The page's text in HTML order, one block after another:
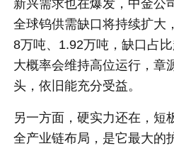
新兴需求也在爆发，中金公
全球钨供需缺口将持续扩大
8万吨、1.92万吨，缺口占
大概率会维持高位运行，章
头，依旧能充分受益。
另一方面，硬实力还在，短
全产业链布局，是它最大的